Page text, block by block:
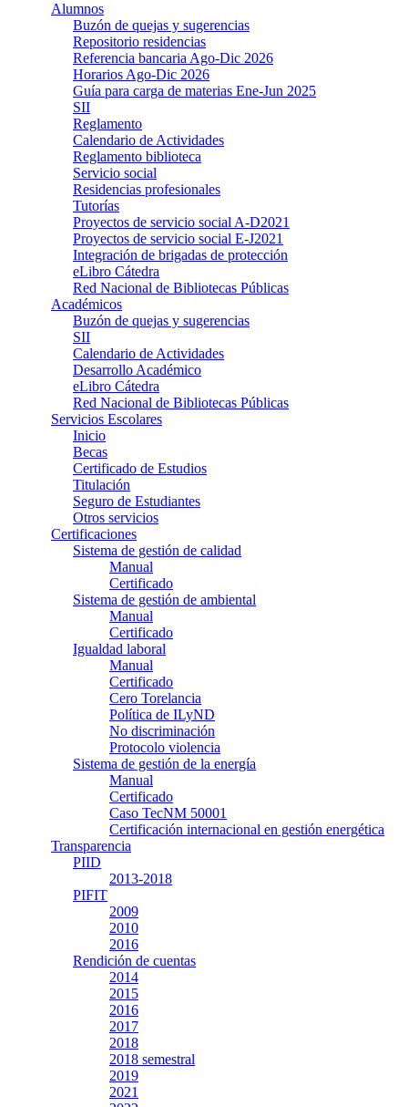
Alumnos
Buzón de quejas y sugerencias
Repositorio residencias
Referencia bancaria Ago-Dic 2026
Horarios Ago-Dic 2026
Guía para carga de materias Ene-Jun 2025
SII
Reglamento
Calendario de Actividades
Reglamento biblioteca
Servicio social
Residencias profesionales
Tutorías
Proyectos de servicio social A-D2021
Proyectos de servicio social E-J2021
Integración de brigadas de protección
eLibro Cátedra
Red Nacional de Bibliotecas Públicas
Académicos
Buzón de quejas y sugerencias
SII
Calendario de Actividades
Desarrollo Académico
eLibro Cátedra
Red Nacional de Bibliotecas Públicas
Servicios Escolares
Inicio
Becas
Certificado de Estudios
Titulación
Seguro de Estudiantes
Otros servicios
Certificaciones
Sistema de gestión de calidad
Manual
Certificado
Sistema de gestión de ambiental
Manual
Certificado
Igualdad laboral
Manual
Certificado
Cero Torelancia
Política de ILyND
No discriminación
Protocolo violencia
Sistema de gestión de la energía
Manual
Certificado
Caso TecNM 50001
Certificación internacional en gestión energética
Transparencia
PIID
2013-2018
PIFIT
2009
2010
2016
Rendición de cuentas
2014
2015
2016
2017
2018
2018 semestral
2019
2021